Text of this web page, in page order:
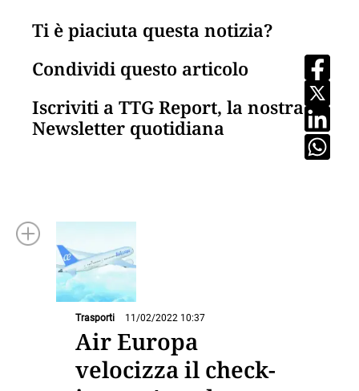
Ti è piaciuta questa notizia?
Condividi questo articolo
Iscriviti a TTG Report, la nostra
Newsletter quotidiana
Trasporti 11/02/2022 10:37
Air Europa
velocizza il check-